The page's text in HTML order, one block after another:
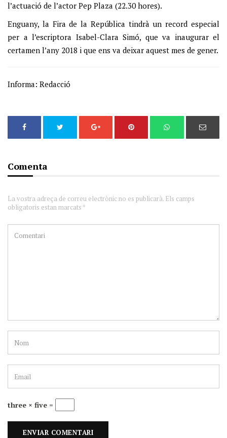
l’actuació de l’actor Pep Plaza (22.30 hores).
Enguany, la Fira de la República tindrà un record especial
per a l’escriptora Isabel-Clara Simó, que va inaugurar el
certamen l’any 2018 i que ens va deixar aquest mes de gener.
Informa: Redacció
Comenta
La vostra adreça de correu electrònic no es publicarà. Els camps
obligatoris estan marcats *
three × five =